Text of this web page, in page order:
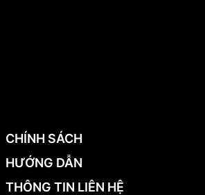
CHÍNH SÁCH
HƯỚNG DẪN
THÔNG TIN LIÊN HỆ